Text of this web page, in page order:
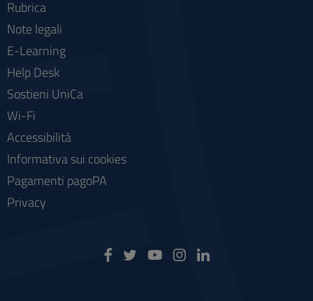
Rubrica
Note legali
E-Learning
Help Desk
Sostieni UniCa
Wi-Fi
Accessibilità
Informativa sui cookies
Pagamenti pagoPA
Privacy